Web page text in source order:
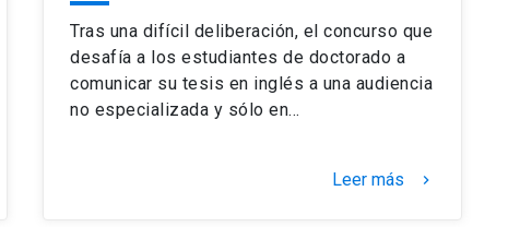
Tras una difícil deliberación, el concurso que
desafía a los estudiantes de doctorado a
comunicar su tesis en inglés a una audiencia
no especializada y sólo en…
Leer más keyboard_arrow_right